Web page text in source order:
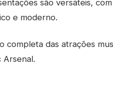
são versáteis,
e moderno.
completa das atrações
Arsenal.